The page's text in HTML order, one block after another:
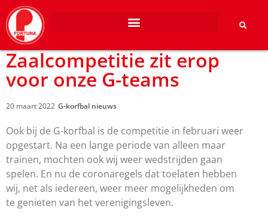
Zaalcompetitie zit erop
voor onze G-teams
20 maart 2022 G-korfbal nieuws
Ook bij de G-korfbal is de competitie in februari weer
opgestart. Na een lange periode van alleen maar
trainen, mochten ook wij weer wedstrijden gaan
spelen. En nu de coronaregels dat toelaten hebben
wij, net als iedereen, weer meer mogelijkheden om
te genieten van het verenigingsleven.